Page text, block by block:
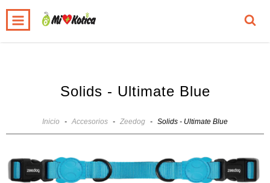
INICIO 0
Solids - Ultimate Blue
Inicio - Accesorios - Zeedog - Solids - Ultimate Blue